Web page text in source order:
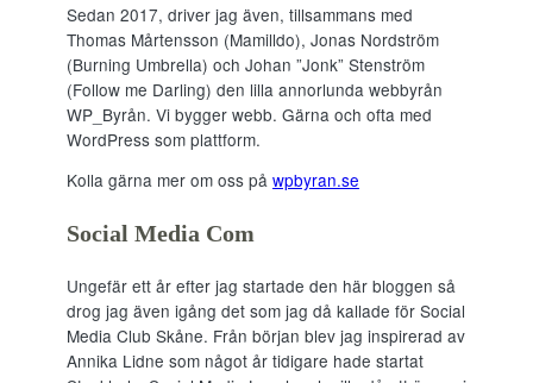
Sedan 2017, driver jag även, tillsammans med
Thomas Mårtensson (Mamilldo), Jonas Nordström
(Burning Umbrella) och Johan ”Jonk” Stenström
(Follow me Darling) den lilla annorlunda webbyrån
WP_Byrån. Vi bygger webb. Gärna och ofta med
WordPress som plattform.
Kolla gärna mer om oss på wpbyran.se
Social Media Com
Ungefär ett år efter jag startade den här bloggen så
drog jag även igång det som jag då kallade för Social
Media Club Skåne. Från början blev jag inspirerad av
Annika Lidne som något år tidigare hade startat